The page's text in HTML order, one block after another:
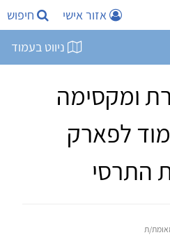
אזור אישי חיפוש
ניווט בעמוד
ומקסימה
לפארק
התרסי
ת